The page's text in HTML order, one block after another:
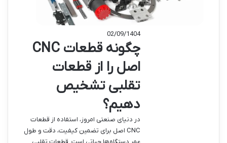
02/09/1404
چگونه قطعات CNC
اصل را از قطعات
تقلبی تشخیص
دهیم؟
در دنیای صنعتی امروز، استفاده از قطعات
CNC اصل برای تضمین کیفیت، دقت و طول